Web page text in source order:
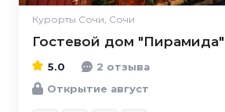
Курорты Сочи, Сочи
Гостевой дом "Пирамида"
5.0
2 отзыва
Открытие август